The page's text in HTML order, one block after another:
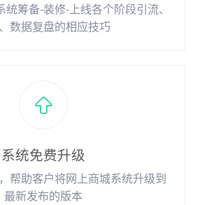
筹备-装修-上线各个阶段引流、
数据复盘的相应技巧
系统免费升级
帮助客户将网上商城系统升级到
最新发布的版本